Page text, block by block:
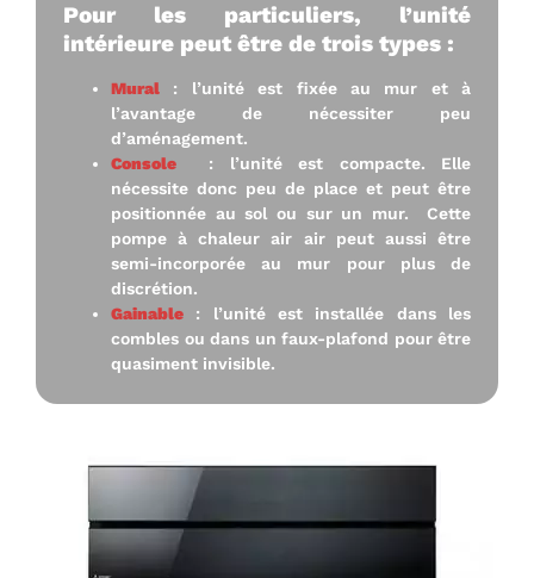
Pour les particuliers, l’unité
intérieure peut être de trois types :
Mural
: l’unité est fixée au mur et à
l’avantage de nécessiter peu
d’aménagement.
Console
: l’unité est compacte. Elle
nécessite donc peu de place et peut être
positionnée au sol ou sur un mur. Cette
pompe à chaleur air air peut aussi être
semi-incorporée au mur pour plus de
discrétion.
Gainable : l’unité est installée dans les
combles ou dans un faux-plafond pour être
quasiment invisible.